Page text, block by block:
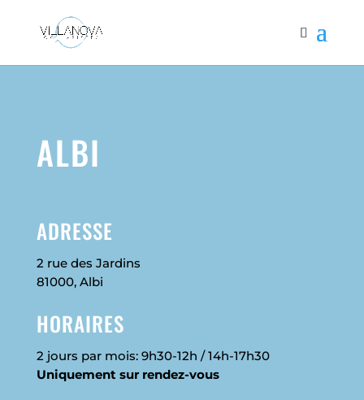
ALBI
ADRESSE
2 rue des Jardins
81000, Albi
HORAIRES
2 jours par mois: 9h30-12h / 14h-17h30
Uniquement sur rendez-vous